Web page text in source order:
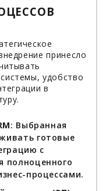
принесло
удобство
в
: Выбранная
готовые
с
полноценного
процессами.